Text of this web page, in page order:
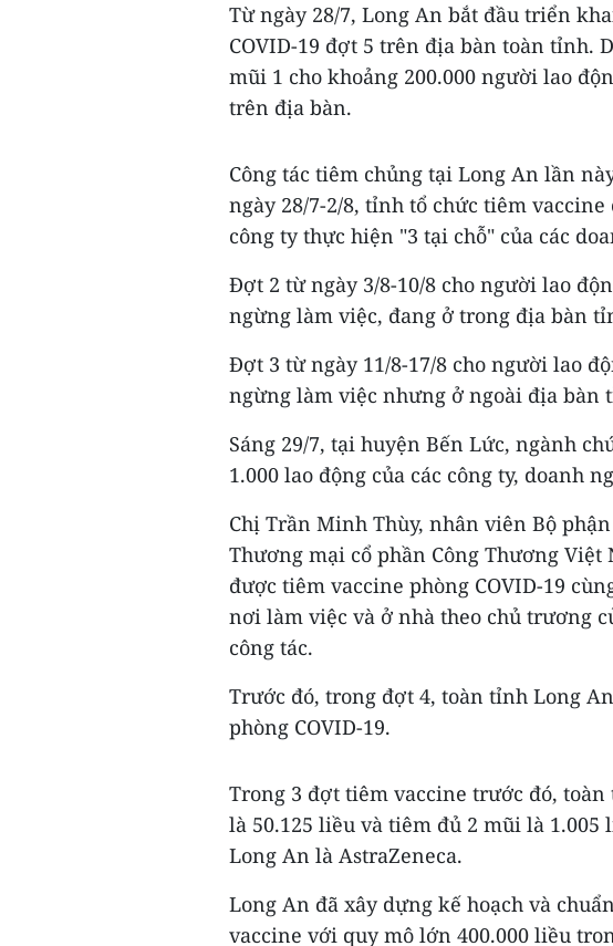
Từ ngày 28/7, Long An bắt đầu triển
COVID-19 đợt 5 trên địa bàn toàn tỉnh.
mũi 1 cho khoảng 200.000 người lao
trên địa bàn.
Công tác tiêm chủng tại Long An lần
ngày 28/7-2/8, tỉnh tổ chức tiêm
công ty thực hiện "3 tại chỗ" của các
Đợt 2 từ ngày 3/8-10/8 cho người lao
ngừng làm việc, đang ở trong địa bàn
Đợt 3 từ ngày 11/8-17/8 cho người lao
ngừng làm việc nhưng ở ngoài địa bàn
Sáng 29/7, tại huyện Bến Lức, ngành
1.000 lao động của các công ty, doanh
Chị Trần Minh Thùy, nhân viên Bộ
Thương mại cổ phần Công Thương
được tiêm vaccine phòng COVID-19
nơi làm việc và ở nhà theo chủ trương
công tác.
Trước đó, trong đợt 4, toàn tỉnh Long
phòng COVID-19.
Trong 3 đợt tiêm vaccine trước đó,
là 50.125 liều và tiêm đủ 2 mũi là 1.005
Long An là AstraZeneca.
Long An đã xây dựng kế hoạch và
vaccine với quy mô lớn 400.000 liều